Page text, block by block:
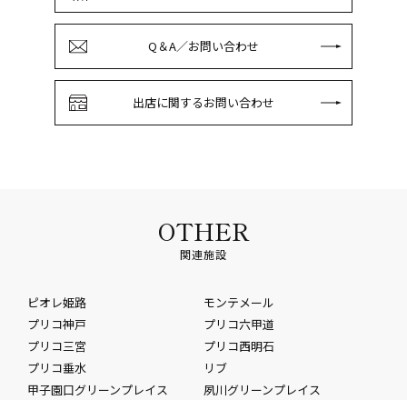
Q＆A／お問い合わせ
出店に関するお問い合わせ
OTHER
関連施設
ピオレ姫路
モンテメール
プリコ神戸
プリコ六甲道
プリコ三宮
プリコ西明石
プリコ垂水
リブ
甲子園口グリーンプレイス
夙川グリーンプレイス